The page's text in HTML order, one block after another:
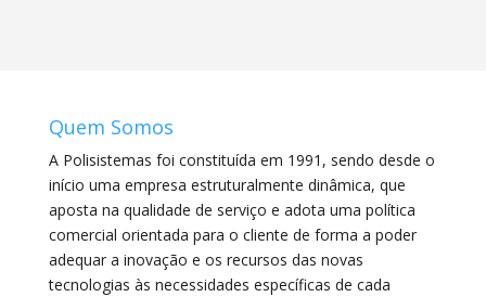
Quem Somos
A Polisistemas foi constituída em 1991, sendo desde o
início uma empresa estruturalmente dinâmica, que
aposta na qualidade de serviço e adota uma política
comercial orientada para o cliente de forma a poder
adequar a inovação e os recursos das novas
tecnologias às necessidades específicas de cada